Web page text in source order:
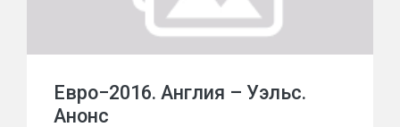
Евро−2016. Англия – Уэльс.
Анонс